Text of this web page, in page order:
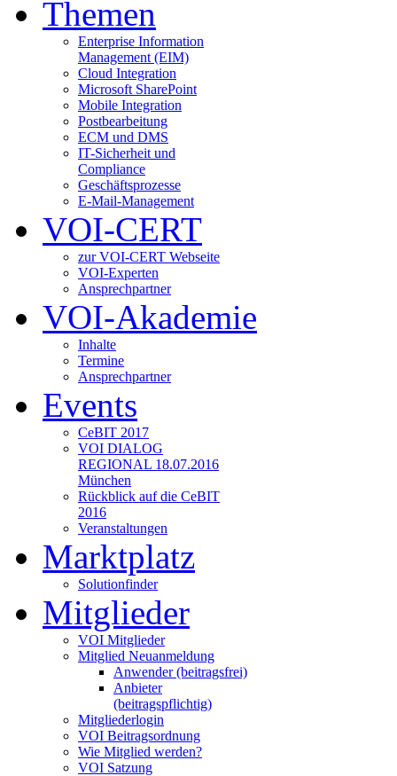
Themen
Enterprise Information
Management (EIM)
Cloud Integration
Microsoft SharePoint
Mobile Integration
Postbearbeitung
ECM und DMS
IT-Sicherheit und
Compliance
Geschäftsprozesse
E-Mail-Management
VOI-CERT
zur VOI-CERT Webseite
VOI-Experten
Ansprechpartner
VOI-Akademie
Inhalte
Termine
Ansprechpartner
Events
CeBIT 2017
VOI DIALOG
REGIONAL 18.07.2016
München
Rückblick auf die CeBIT
2016
Veranstaltungen
Marktplatz
Solutionfinder
Mitglieder
VOI Mitglieder
Mitglied Neuanmeldung
Anwender (beitragsfrei)
Anbieter
(beitragspflichtig)
Mitgliederlogin
VOI Beitragsordnung
Wie Mitglied werden?
VOI Satzung